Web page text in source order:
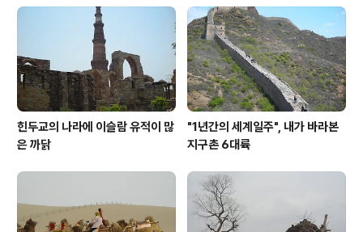
는 건 애초에 무리라고 생각했다. 따라서 왜 떠나느냔 물음
에 대해선 당장 할 말이 마뜩잖다. 다만 이번 여정을 통해
무언가를 끊임없이 비우고, 또 채워 나갈 생각이다. 버려야
할 것과 ..
힌두교의 나라에 이슬람 유적이 많
은 까닭
"1년간의 세계일주", 내가 바라본
지구촌 6대륙